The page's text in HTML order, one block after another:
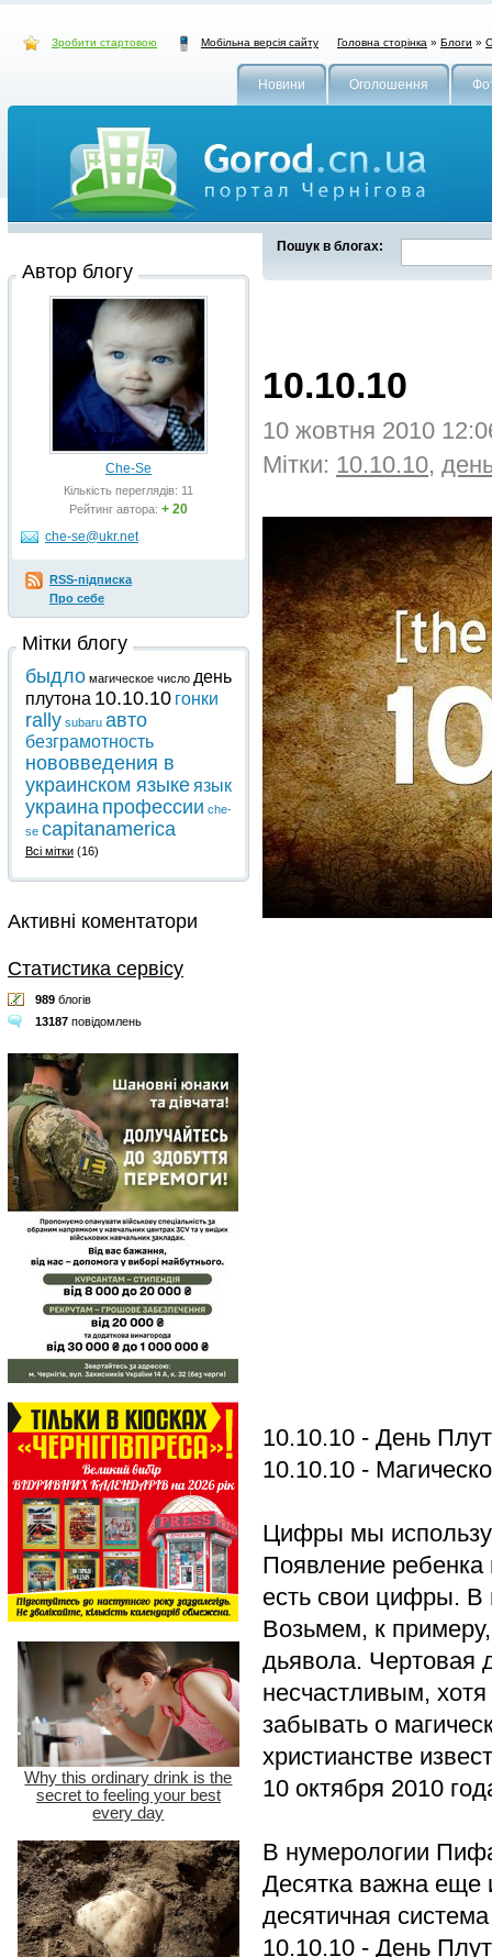
Зробити стартовою Мобільна версія сайту Головна сторінка » Блоги »
Новини Оголошення
Пошук в блогах:
10.10.10
10 жовтня 2010
Мітки: 10.10.10,
10.10.10 - День
10.10.10 -
Цифры мы
Появление ребенка
есть свои цифры. В
Возьмем, к
дьявола. Чертовая
несчастливым,
забывать о
христианстве
10 октября 2010
В нумерологии
Десятка важна еще
десятичная
10.10.10 - День
Автор блогу
Che-Se
Кількість переглядів: 11
Рейтинг автора: + 20
che-se@ukr.net
RSS-підписка
Про себе
Мітки блогу
быдло магическое число день
плутона 10.10.10 гонки
rally subaru авто
безграмотность
нововведения в
украинском языке язык
украина профессии che-
se capitanamerica
Всі мітки (16)
Активні коментатори
Статистика сервісу
989 блогів
13187 повідомлень